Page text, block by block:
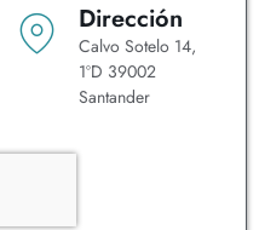
Dirección
Calvo Sotelo 14,
1ºD 39002
Santander